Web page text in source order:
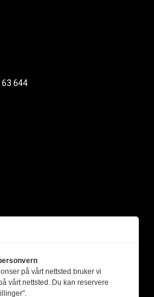
63 644
på vårt nettsted bruker vi
vårt nettsted. Du kan reservere